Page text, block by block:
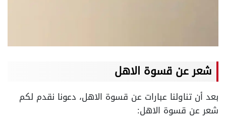
شعر عن قسوة الاهل
بعد أن تناولنا عبارات عن قسوة الاهل، دعونا نقدم لكم
شعر عن قسوة الاهل: